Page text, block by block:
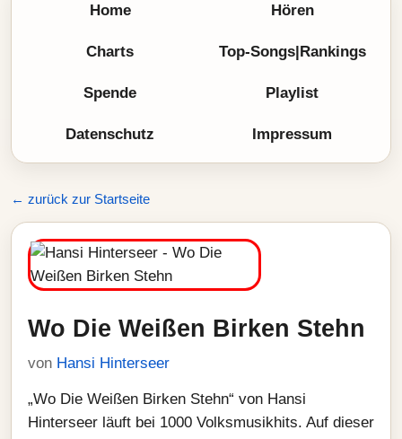
Home Hören
Charts Top-Songs|Rankings
Spende Playlist
Datenschutz Impressum
← zurück zur Startseite
Wo Die Weißen Birken Stehn
von Hansi Hinterseer
„Wo Die Weißen Birken Stehn“ von Hansi
Hinterseer läuft bei 1000 Volksmusikhits. Auf dieser